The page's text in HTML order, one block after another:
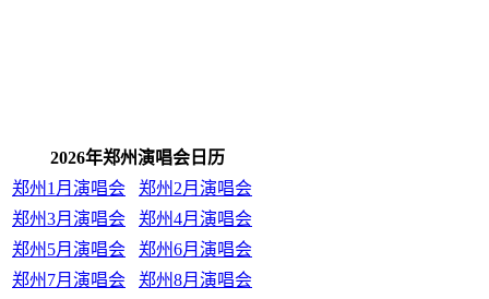
2026年郑州演唱会日历
郑州1月演唱会
郑州2月演唱会
郑州3月演唱会
郑州4月演唱会
郑州5月演唱会
郑州6月演唱会
郑州7月演唱会
郑州8月演唱会